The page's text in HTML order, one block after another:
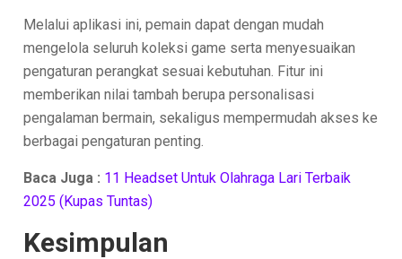
Melalui aplikasi ini, pemain dapat dengan mudah
mengelola seluruh koleksi game serta menyesuaikan
pengaturan perangkat sesuai kebutuhan. Fitur ini
memberikan nilai tambah berupa personalisasi
pengalaman bermain, sekaligus mempermudah akses ke
berbagai pengaturan penting.
Baca Juga : 11 Headset Untuk Olahraga Lari Terbaik
2025 (Kupas Tuntas)
Kesimpulan